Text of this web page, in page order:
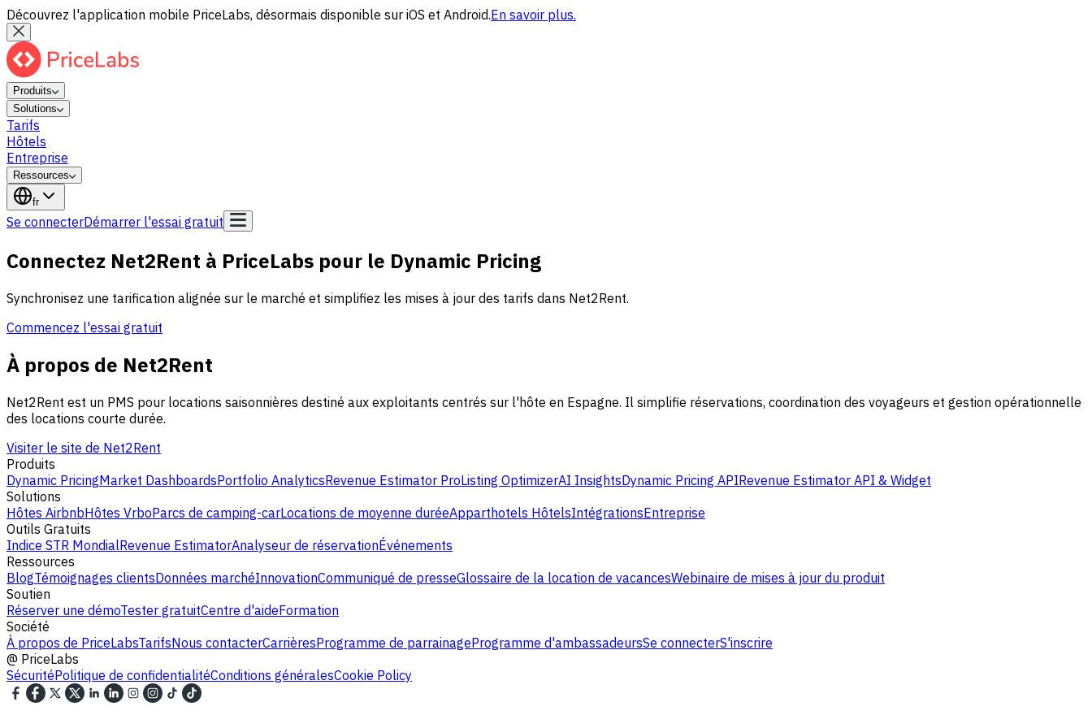
Découvrez l'application mobile PriceLabs, désormais disponible sur iOS et Android.En savoir plus.
Produits
Solutions
Tarifs
Hôtels
Entreprise
Ressources
fr
Se connecterDémarrer l'essai gratuit
Connectez Net2Rent à PriceLabs pour le Dynamic Pricing
Synchronisez une tarification alignée sur le marché et simplifiez les mises à jour des tarifs dans Net2Rent.
Commencez l'essai gratuit
À propos de Net2Rent
Net2Rent est un PMS pour locations saisonnières destiné aux exploitants centrés sur l'hôte en Espagne. Il simplifie réservations, coordination des voyageurs et gestion opérationnelle
des locations courte durée.
Visiter le site de Net2Rent
Produits
Dynamic PricingMarket DashboardsPortfolio AnalyticsRevenue Estimator ProListing OptimizerAI InsightsDynamic Pricing APIRevenue Estimator API & Widget
Solutions
Hôtes AirbnbHôtes VrboParcs de camping-carLocations de moyenne duréeApparthotels HôtelsIntégrationsEntreprise
Outils Gratuits
Indice STR MondialRevenue EstimatorAnalyseur de réservationÉvénements
Ressources
BlogTémoignages clientsDonnées marchéInnovationCommuniqué de presseGlossaire de la location de vacancesWebinaire de mises à jour du produit
Soutien
Réserver une démoTester gratuitCentre d'aideFormation
Société
À propos de PriceLabsTarifsNous contacterCarrièresProgramme de parrainageProgramme d'ambassadeursSe connecterS'inscrire
@ PriceLabs
SécuritéPolitique de confidentialitéConditions généralesCookie Policy